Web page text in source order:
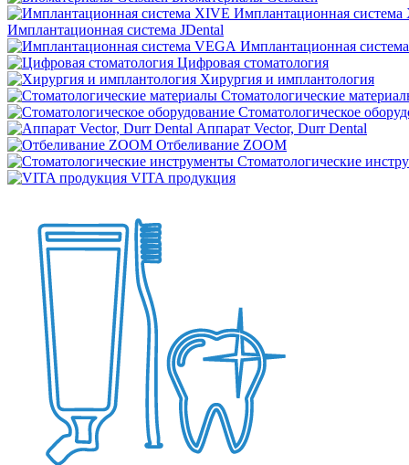
Имплантационная
Имплантационная система JDental
Имплантационная
Цифровая стоматология
Хирургия и имплантология
Стоматологические
Стоматологическое
Аппарат Vector, Durr Dental
Отбеливание ZOOM
Стоматологические
VITA продукция